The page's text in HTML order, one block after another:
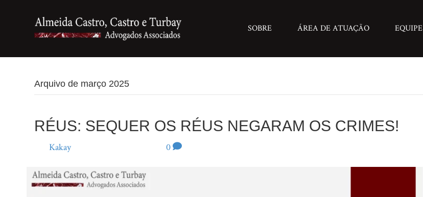
SOBRE ÁREA DE ATUAÇÃO EQUIPE
Arquivo de março 2025
RÉUS: SEQUER OS RÉUS NEGARAM OS CRIMES!
PorKakay 0